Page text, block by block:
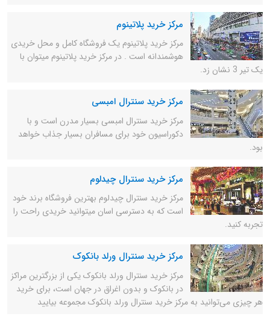
مرکز خرید پلاتینوم
مرکز خرید پلاتینوم یک فروشگاه کامل و محل خریدی
هوشمندانه است . در مرکز خرید پلاتینوم میتوان با
یک تیر 3 نشان زد.
مرکز خرید سنترال امبسی
مرکز خرید سنترال امبسی بسیار مدرن است و با
دکوراسیون خود برای مسافران بسیار جذاب خواهد
بود.
مرکز خرید سنترال چیدلوم
مرکز خرید سنترال چیدلوم بهترین فروشگاه برند خود
است که به دسترسی اسان میتوانید خریدی راحت را
تجربه کنید.
مرکز خرید سنترال ورلد بانکوک
مرکز خرید سنترال ورلد بانکوک یکی از بزرگترین مراکز
در بانکوک و بدون اغراق در جهان است، برای خرید
هر چیزی می‌توانید به مرکز خرید سنترال ورلد بانکوک مجموعه بیایید